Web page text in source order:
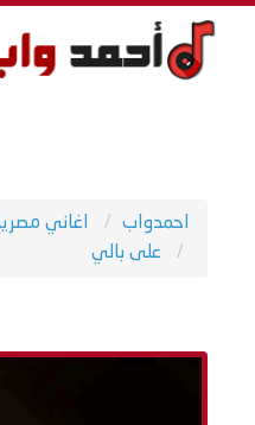
احمدواب اغاني
على بالي